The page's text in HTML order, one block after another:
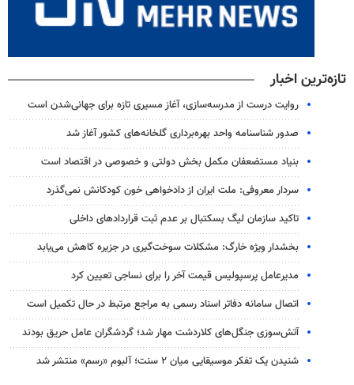
تازه‌ترین اخبار
روایت درست از مدرسه‌سازی، آغاز مسیری تازه برای جهانی‌شدن است
صدور شناسنامه واحد بهره‌برداری گلخانه‌های کشور آغاز شد
بنیاد مستضعفان مکمل بخش دولتی و خصوصی در اقتصاد است
سردار معروفی: ملت ایران از دادخواهی خون کودکانش نمی‌گذرد
تاکید سازمان لیگ بسکتبال بر عدم ثبت قراردادهای داخلی
بخشدار ویژه خارگ: مشکلات سوخت‌گیری در جزیره کاهش می‌یابد
مدیرعامل پرسپولیس قیمت آخر را برای نساجی تعیین کرد
اتصال سامانه دفاتر اسناد رسمی به مراجع مرتبط در حال تکمیل است
آتش‌سوزی جنگل‌های کلاردشت مهار شد؛ گردشگران عامل حریق بودند
شنیدن یک تفکر موسیقایی میان ۲ سنت؛ آلبوم «رسم» منتشر شد